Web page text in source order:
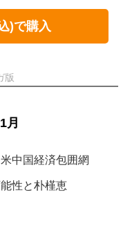
)で購入
版
月
中国経済包囲網
性と朴槿恵